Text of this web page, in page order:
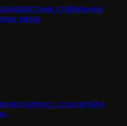
стабильных
миру.
для игр, соцсетей и